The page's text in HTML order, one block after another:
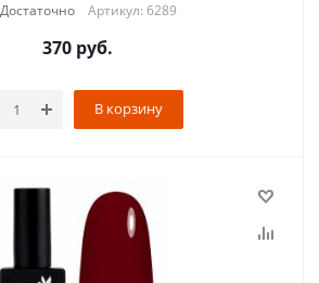
Достаточно Артикул: 6289
370руб.
В корзину